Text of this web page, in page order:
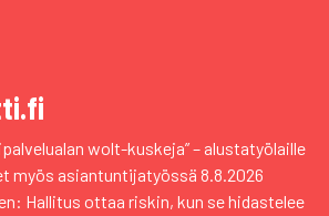
wolt-kuskeja” – alustatyölaille
myös asiantuntijatyössä 8.8.2026
Hallitus ottaa riskin, kun se hidastelee